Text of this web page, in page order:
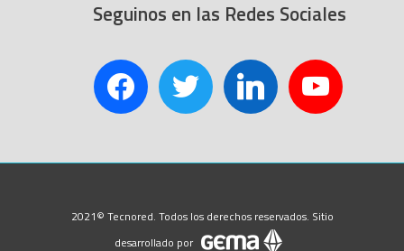
Seguinos en las Redes Sociales
facebook twitter linkedin youtube
2021© Tecnored. Todos los derechos reservados. Sitio
desarrollado por